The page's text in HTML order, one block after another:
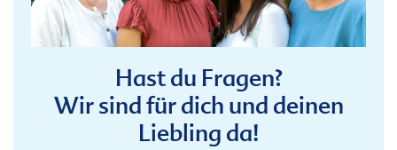
Hast du Fragen?
Wir sind für dich und deinen
Liebling da!